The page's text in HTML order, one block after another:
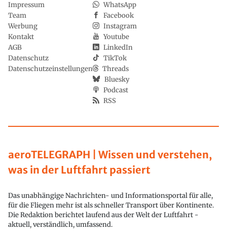
aeroTELEGRAPH | Wissen und verstehen,
was in der Luftfahrt passiert
Das unabhängige Nachrichten- und Informationsportal für alle,
für die Fliegen mehr ist als schneller Transport über Kontinente.
Die Redaktion berichtet laufend aus der Welt der Luftfahrt -
aktuell, verständlich, umfassend.
Impressum
Team
Werbung
Kontakt
AGB
Datenschutz
Datenschutzeinstellungen
WhatsApp
Facebook
Instagram
Youtube
LinkedIn
TikTok
Threads
Bluesky
Podcast
RSS